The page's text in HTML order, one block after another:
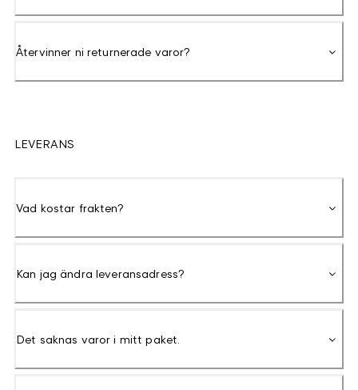
Återvinner ni returnerade varor?
LEVERANS
Vad kostar frakten?
Kan jag ändra leveransadress?
Det saknas varor i mitt paket.